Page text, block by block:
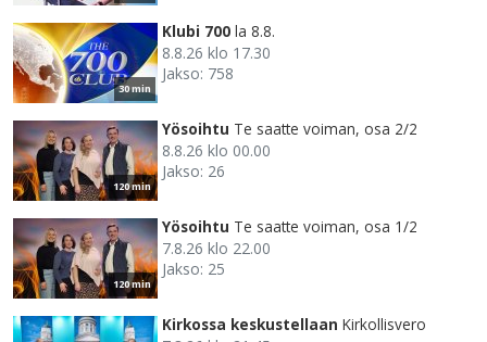
30 min
Klubi 700 la 8.8.
8.8.26 klo 17.30
Jakso: 758
120 min
Yösoihtu Te saatte voiman, osa 2/2
8.8.26 klo 00.00
Jakso: 26
120 min
Yösoihtu Te saatte voiman, osa 1/2
7.8.26 klo 22.00
Jakso: 25
Kirkossa keskustellaan Kirkollisvero